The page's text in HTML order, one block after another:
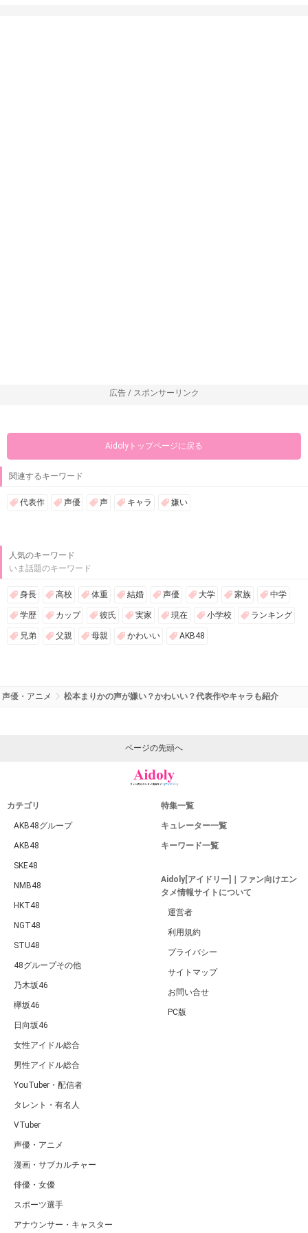
広告 / スポンサーリンク
Aidolyトップページに戻る
関連するキーワード
代表作 声優 声 キャラ 嫌い
人気のキーワード
いま話題のキーワード
身長 高校 体重 結婚 声優 大学 家族 中学
学歴 カップ 彼氏 実家 現在 小学校 ランキング
兄弟 父親 母親 かわいい AKB48
声優・アニメ 松本まりかの声が嫌い？かわいい？代表作やキャラも紹介
ページの先頭へ
カテゴリ
AKB48グループ
AKB48
SKE48
NMB48
HKT48
NGT48
STU48
48グループその他
乃木坂46
欅坂46
日向坂46
女性アイドル総合
男性アイドル総合
YouTuber・配信者
タレント・有名人
VTuber
声優・アニメ
漫画・サブカルチャー
俳優・女優
スポーツ選手
アナウンサー・キャスター
特集一覧
キュレーター一覧
キーワード一覧
Aidoly[アイドリー]｜ファン向けエン
タメ情報サイトについて
運営者
利用規約
プライバシー
サイトマップ
お問い合せ
PC版